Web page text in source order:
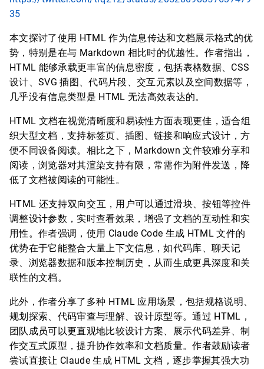
35
本文探讨了使用 HTML 作为信息传达和文档展示格式的优
势，特别是在与 Markdown 相比时的优越性。作者指出，
HTML 能够承载更丰富的信息密度，包括表格数据、CSS
设计、SVG 插图、代码片段、交互元素以及空间数据等，
几乎没有信息类型是 HTML 无法高效表达的。
HTML 文档在视觉清晰度和易读性方面表现更佳，适合组
织大型文档，支持标签页、插图、链接和响应式设计，方
便不同设备阅读。相比之下，Markdown 文件较难分享和
阅读，浏览器对其渲染支持有限，常需作为附件发送，降
低了文档被阅读的可能性。
HTML 还支持双向交互，用户可以通过滑块、按钮等控件
调整设计参数，实时查看效果，增强了文档的互动性和实
用性。作者强调，使用 Claude Code 生成 HTML 文件的
优势在于它能整合大量上下文信息，如代码库、聊天记
录、浏览器数据和版本控制历史，从而生成更具深度和关
联性的文档。
此外，作者分享了多种 HTML 应用场景，包括规格说明、
规划探索、代码审查与理解、设计原型等。通过 HTML，
团队成员可以更直观地比较设计方案、展示代码差异、制
作交互式原型，提升协作效率和文档质量。作者鼓励读者
尝试直接让 Claude 生成 HTML 文档，逐步掌握其强大功